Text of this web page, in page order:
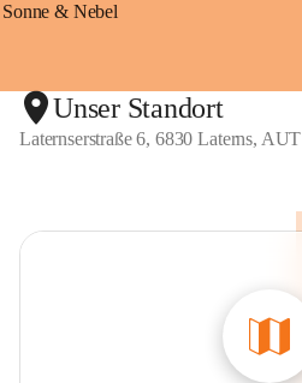
Sonne & Nebel
Unser Standort
Laternserstraße 6, 6830 Laterns, AUT